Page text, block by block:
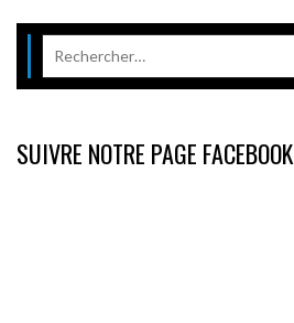
SUIVRE NOTRE PAGE FACEBOOK